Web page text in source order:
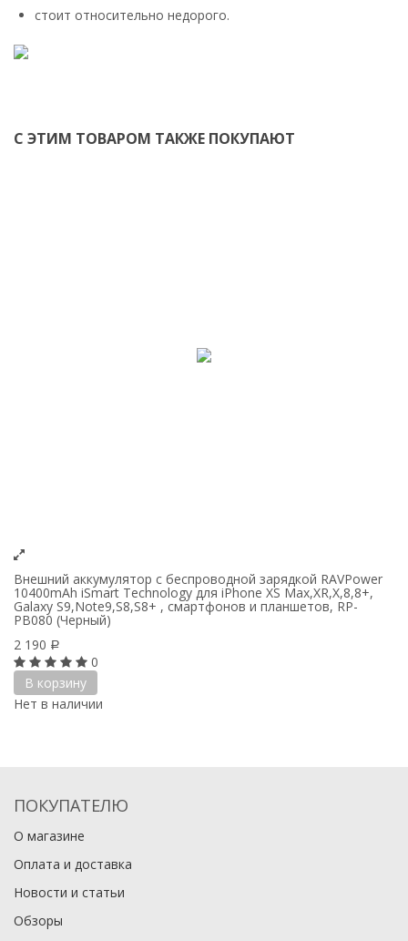
стоит относительно недорого.
С ЭТИМ ТОВАРОМ ТАКЖЕ ПОКУПАЮТ
Внешний аккумулятор c беспроводной зарядкой RAVPower
10400mAh iSmart Technology для iPhone XS Max,XR,X,8,8+,
Galaxy S9,Note9,S8,S8+ , смартфонов и планшетов, RP-
PB080 (Черный)
2 190 Р
0
В корзину
Нет в наличии
ПОКУПАТЕЛЮ
О магазине
Оплата и доставка
Новости и статьи
Обзоры